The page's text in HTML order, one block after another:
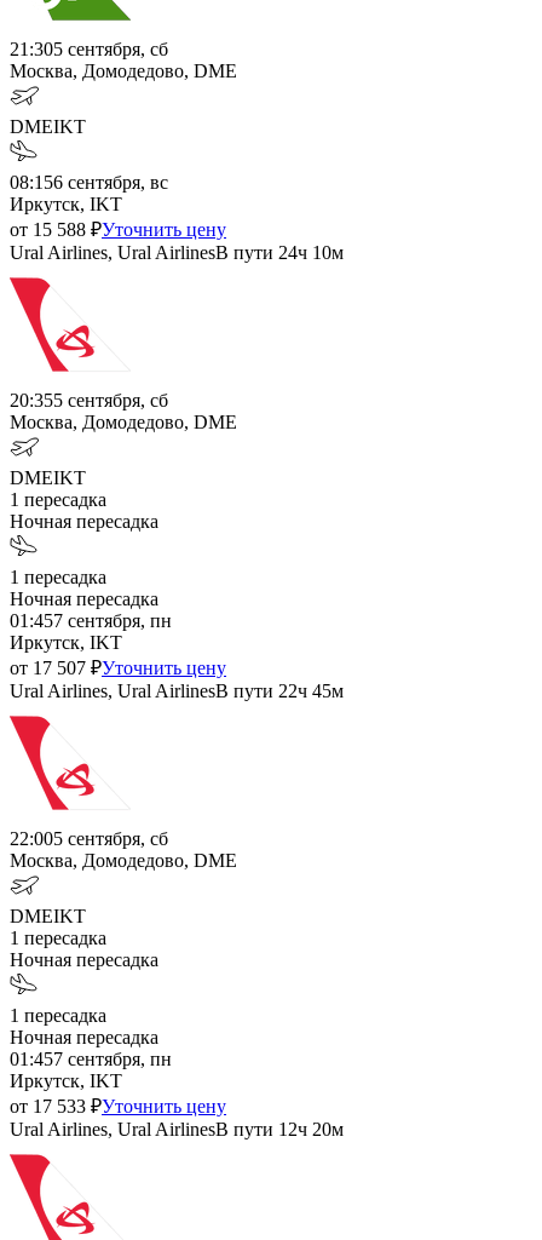
21:305 сентября, сб
Москва, Домодедово, DME
DMEIKT
08:156 сентября, вс
Иркутск, IKT
от 15 588 ₽Уточнить цену
Ural Airlines, Ural AirlinesВ пути 24ч 10м
20:355 сентября, сб
Москва, Домодедово, DME
DMEIKT
1 пересадка
Ночная пересадка
1 пересадка
Ночная пересадка
01:457 сентября, пн
Иркутск, IKT
от 17 507 ₽Уточнить цену
Ural Airlines, Ural AirlinesВ пути 22ч 45м
22:005 сентября, сб
Москва, Домодедово, DME
DMEIKT
1 пересадка
Ночная пересадка
1 пересадка
Ночная пересадка
01:457 сентября, пн
Иркутск, IKT
от 17 533 ₽Уточнить цену
Ural Airlines, Ural AirlinesВ пути 12ч 20м